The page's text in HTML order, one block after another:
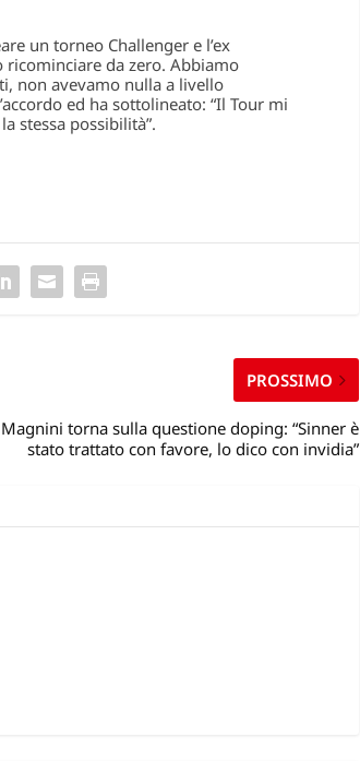
un torneo Challenger e l’ex
ricominciare da zero. Abbiamo
non avevamo nulla a livello
ed ha sottolineato: “Il Tour mi
stessa possibilità”.
PROSSIMO
Magnini torna sulla questione doping: “Sinner è
stato trattato con favore, lo dico con invidia”